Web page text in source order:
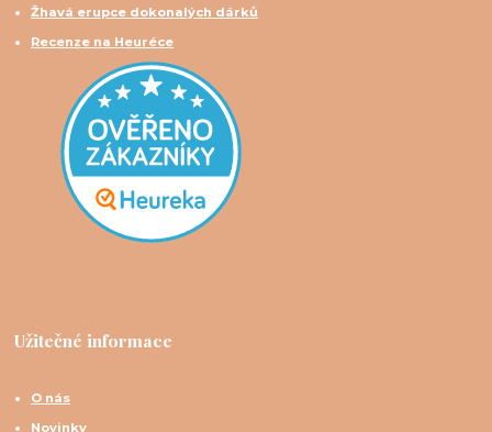
Žhavá erupce dokonalých dárků
Recenze na Heuréce
Užitečné informace
O nás
Novinky